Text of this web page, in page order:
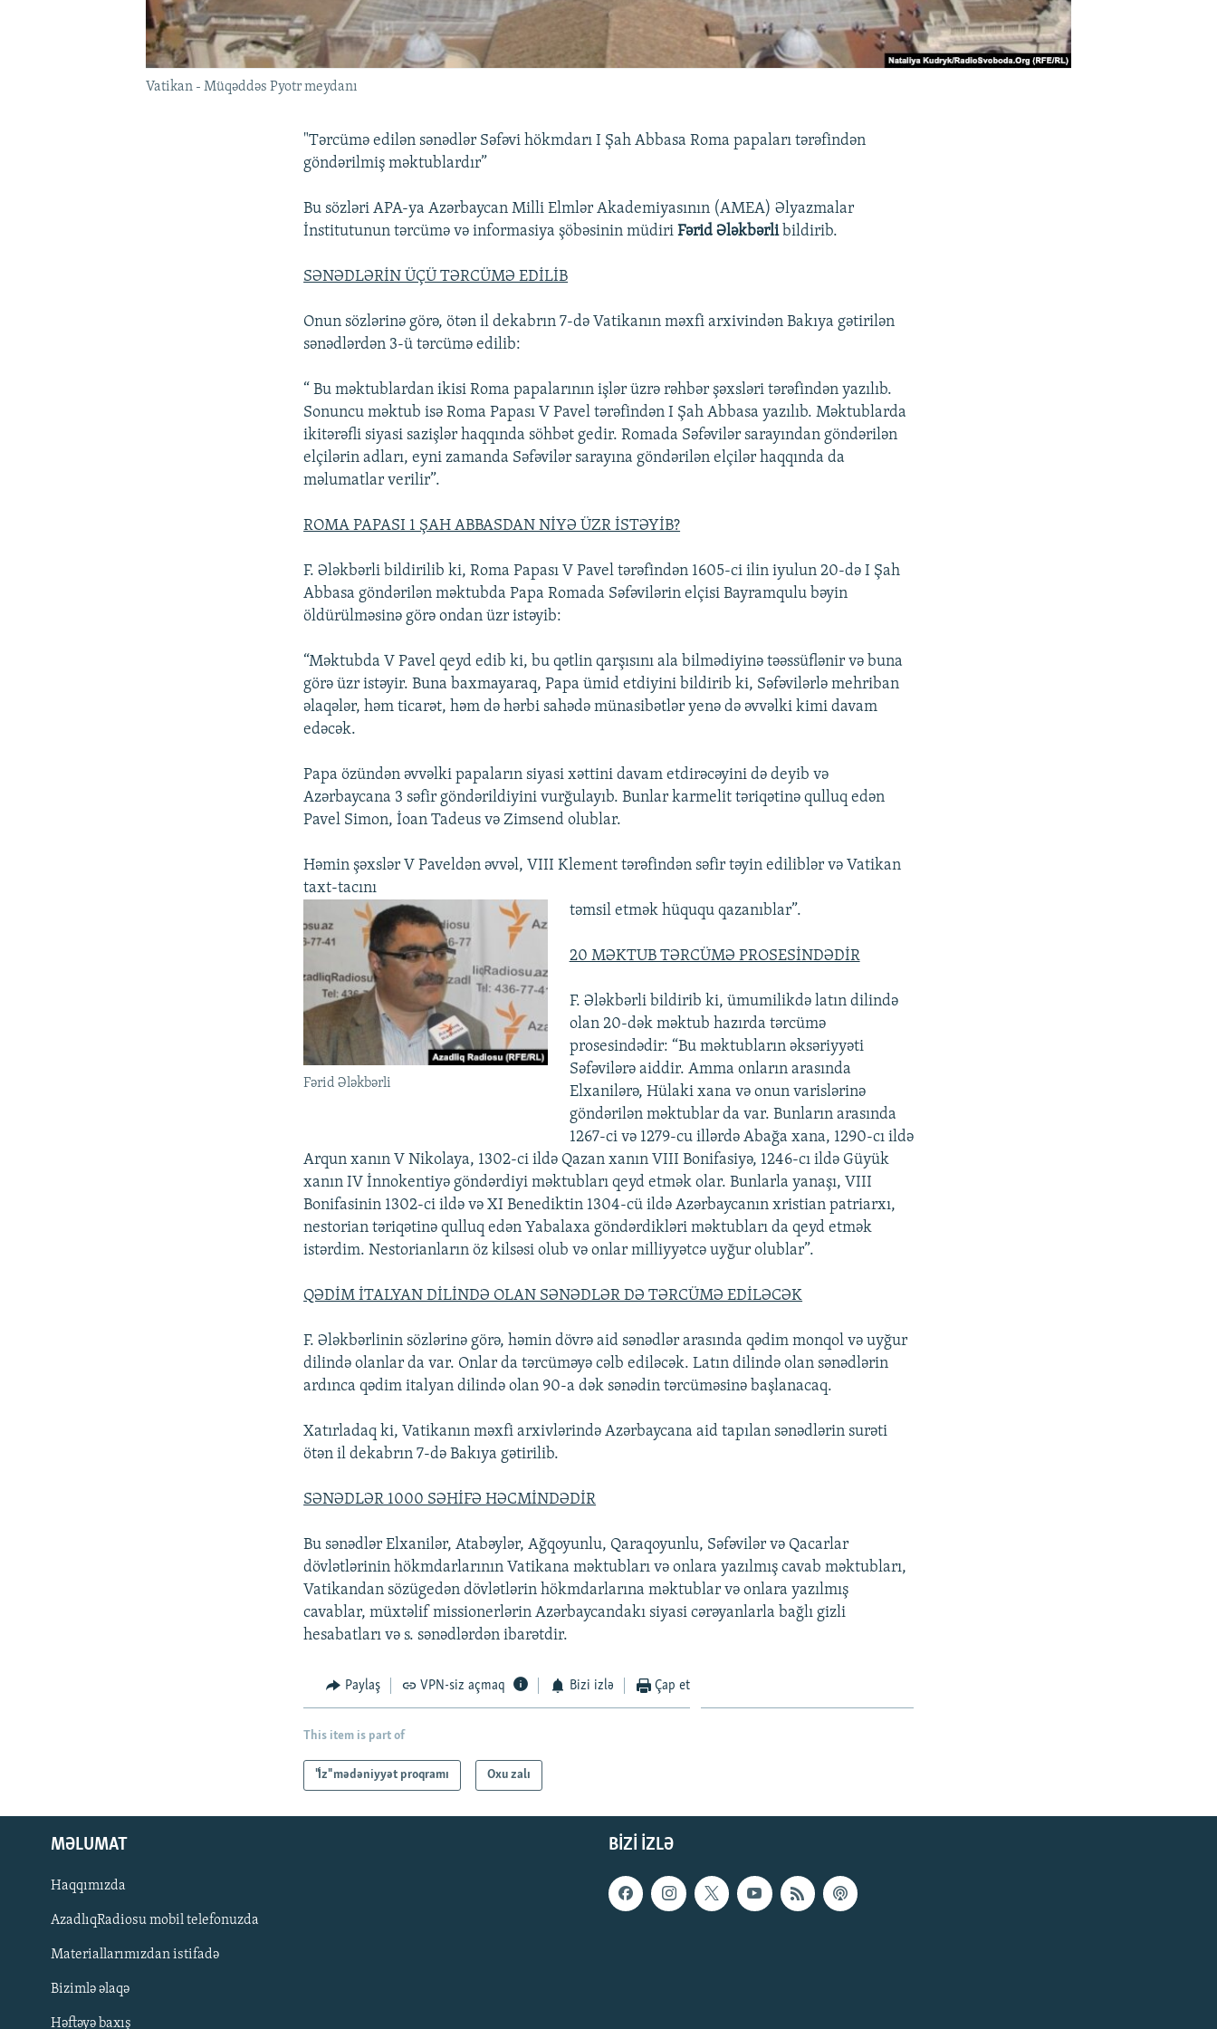
Vatikan - Müqəddəs Pyotr meydanı
"Tərcümə edilən sənədlər Səfəvi hökmdarı I Şah Abbasa Roma papaları tərəfindən
göndərilmiş məktublardır”
Bu sözləri APA-ya Azərbaycan Milli Elmlər Akademiyasının (AMEA) Əlyazmalar
İnstitutunun tərcümə və informasiya şöbəsinin müdiriFərid Ələkbərlibildirib.
SƏNƏDLƏRİN ÜÇÜ TƏRCÜMƏ EDİLİB
Onun sözlərinə görə, ötən il dekabrın 7-də Vatikanın məxfi arxivindən Bakıya gətirilən
sənədlərdən 3-ü tərcümə edilib:
“ Bu məktublardan ikisi Roma papalarının işlər üzrə rəhbər şəxsləri tərəfindən yazılıb.
Sonuncu məktub isə Roma Papası V Pavel tərəfindən I Şah Abbasa yazılıb. Məktublarda
ikitərəfli siyasi sazişlər haqqında söhbət gedir. Romada Səfəvilər sarayından göndərilən
elçilərin adları, eyni zamanda Səfəvilər sarayına göndərilən elçilər haqqında da
məlumatlar verilir”.
ROMA PAPASI 1 ŞAH ABBASDAN NİYƏ ÜZR İSTƏYİB?
F. Ələkbərli bildirilib ki, Roma Papası V Pavel tərəfindən 1605-ci ilin iyulun 20-də I Şah
Abbasa göndərilən məktubda Papa Romada Səfəvilərin elçisi Bayramqulu bəyin
öldürülməsinə görə ondan üzr istəyib:
“Məktubda V Pavel qeyd edib ki, bu qətlin qarşısını ala bilmədiyinə təəssüflənir və buna
görə üzr istəyir. Buna baxmayaraq, Papa ümid etdiyini bildirib ki, Səfəvilərlə mehriban
əlaqələr, həm ticarət, həm də hərbi sahədə münasibətlər yenə də əvvəlki kimi davam
edəcək.
Papa özündən əvvəlki papaların siyasi xəttini davam etdirəcəyini də deyib və
Azərbaycana 3 səfir göndərildiyini vurğulayıb. Bunlar karmelit təriqətinə qulluq edən
Pavel Simon, İoan Tadeus və Zimsend olublar.
Həmin şəxslər V Paveldən əvvəl, VIII Klement tərəfindən səfir təyin ediliblər və Vatikan
taxt-tacını
Fərid Ələkbərli
təmsil etmək hüququ qazanıblar”.
20 MƏKTUB TƏRCÜMƏ PROSESİNDƏDİR
F. Ələkbərli bildirib ki, ümumilikdə latın dilində
olan 20-dək məktub hazırda tərcümə
prosesindədir: “Bu məktubların əksəriyyəti
Səfəvilərə aiddir. Amma onların arasında
Elxanilərə, Hülaki xana və onun varislərinə
göndərilən məktublar da var. Bunların arasında
1267-ci və 1279-cu illərdə Abağa xana, 1290-cı ildə
Arqun xanın V Nikolaya, 1302-ci ildə Qazan xanın VIII Bonifasiyə, 1246-cı ildə Güyük
xanın IV İnnokentiyə göndərdiyi məktubları qeyd etmək olar. Bunlarla yanaşı, VIII
Bonifasinin 1302-ci ildə və XI Benediktin 1304-cü ildə Azərbaycanın xristian patriarxı,
nestorian təriqətinə qulluq edən Yabalaxa göndərdikləri məktubları da qeyd etmək
istərdim. Nestorianların öz kilsəsi olub və onlar milliyyətcə uyğur olublar”.
QƏDİM İTALYAN DİLİNDƏ OLAN SƏNƏDLƏR DƏ TƏRCÜMƏ EDİLƏCƏK
F. Ələkbərlinin sözlərinə görə, həmin dövrə aid sənədlər arasında qədim monqol və uyğur
dilində olanlar da var. Onlar da tərcüməyə cəlb ediləcək. Latın dilində olan sənədlərin
ardınca qədim italyan dilində olan 90-a dək sənədin tərcüməsinə başlanacaq.
Xatırladaq ki, Vatikanın məxfi arxivlərində Azərbaycana aid tapılan sənədlərin surəti
ötən il dekabrın 7-də Bakıya gətirilib.
SƏNƏDLƏR 1000 SƏHİFƏ HƏCMİNDƏDİR
Bu sənədlər Elxanilər, Atabəylər, Ağqoyunlu, Qaraqoyunlu, Səfəvilər və Qacarlar
dövlətlərinin hökmdarlarının Vatikana məktubları və onlara yazılmış cavab məktubları,
Vatikandan sözügedən dövlətlərin hökmdarlarına məktublar və onlara yazılmış
cavablar, müxtəlif missionerlərin Azərbaycandakı siyasi cərəyanlarla bağlı gizli
hesabatları və s. sənədlərdən ibarətdir.
Paylaş VPN-siz açmaq Bizi izlə Çap et
This item is part of
"İz" mədəniyyət proqramı Oxu zalı
BIZI IZLƏ
MƏLUMAT
Haqqımızda
AzadlıqRadiosu mobil telefonuzda
Materiallarımızdan istifadə
Bizimlə əlaqə
Həftəyə baxış